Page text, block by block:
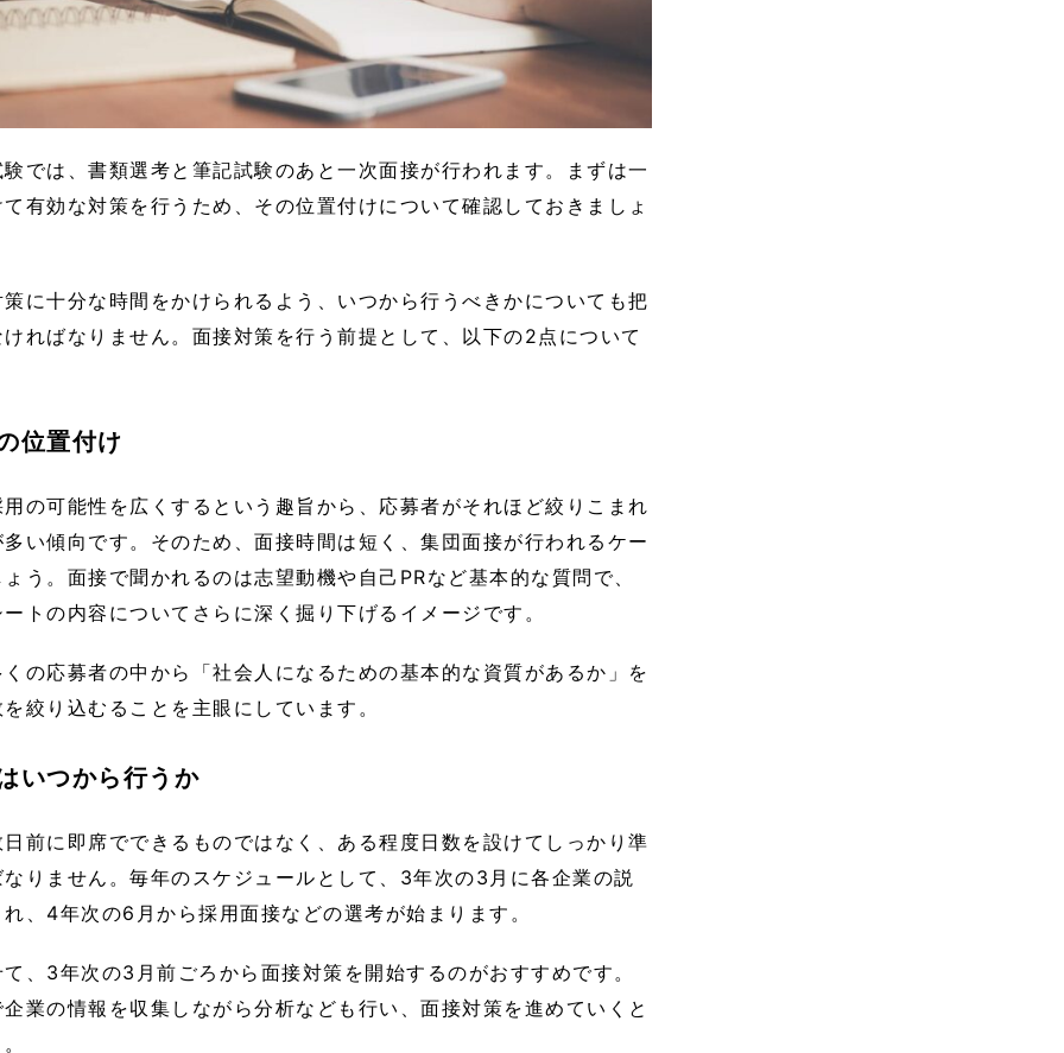
では、書類選考と筆記試験のあと一次面接が行われます。まずは一
有効な対策を行うため、その位置付けについて確認しておきましょ
に十分な時間をかけられるよう、いつから行うべきかについても把
ればなりません。面接対策を行う前提として、以下の2点について
位置付け
の可能性を広くするという趣旨から、応募者がそれほど絞りこまれ
い傾向です。そのため、面接時間は短く、集団面接が行われるケー
う。面接で聞かれるのは志望動機や自己PRなど基本的な質問で、
トの内容についてさらに深く掘り下げるイメージです。
の応募者の中から「社会人になるための基本的な資質があるか」を
絞り込むることを主眼にしています。
いつから行うか
前に即席でできるものではなく、ある程度日数を設けてしっかり準
りません。毎年のスケジュールとして、3年次の3月に各企業の説
、4年次の6月から採用面接などの選考が始まります。
、3年次の3月前ごろから面接対策を開始するのがおすすめです。
業の情報を収集しながら分析なども行い、面接対策を進めていくと